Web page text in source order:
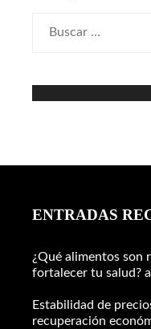
ENTRADAS
¿Qué alimentos son
fortalecer tu salud?
Estabilidad de
recuperación